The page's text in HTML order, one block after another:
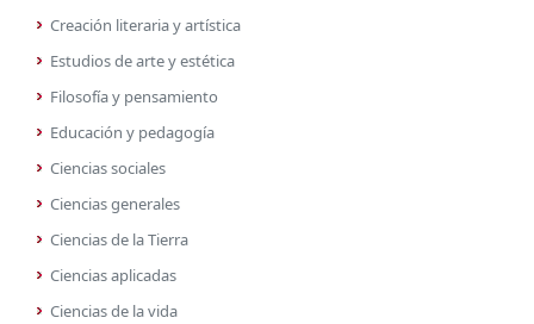
Creación literaria y artística
Estudios de arte y estética
Filosofía y pensamiento
Educación y pedagogía
Ciencias sociales
Ciencias generales
Ciencias de la Tierra
Ciencias aplicadas
Ciencias de la vida